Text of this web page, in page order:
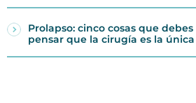
Prolapso: cinco cosas que
pensar que la cirugía es la